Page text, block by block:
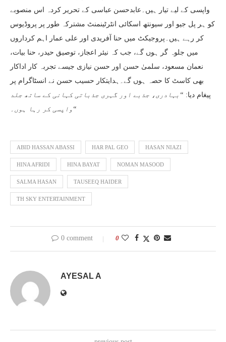
واپسی کے لیے تیار ہیں۔عابدحسن عباسی کے تحریر کردہ اس منصوبے
کو ہر پل جیو اور سیونتھ اسکائی انٹرٹینمنٹ مشترکہ طور پر پروڈیوس
کر رہے ہیں۔پروجیکٹ میں حنا آفریدی اور علی عمار اہم کرداروں
میں جلوہ گر ہوں گے، جب کہ نیئر اعجاز، توصیق حیدر، حنا بیات،
نعمان مسعود، سلمیٰ حسن اور حسن نیازی جیسے تجربہ کار اداکار
بھی کاسٹ کا حصہ ہوں گے۔ہدایتکار حسیب حسن نے انسٹاگرام پر
پیغام دیا: “ بہادری، جذبے اور گہری جذباتی کہانی کے ساتھ جلد
واپسی کر رہا ہوں۔ “
ABID HASSAN ABASSI HAR PAL GEO HASAN NIAZI
HINA AFRIDI HINA BAYAT NOMAN MASOOD
SALMA HASAN TAUSEEQ HAIDER
TH SKY ENTERTAINMENT
0 comment 0
AYESAL A